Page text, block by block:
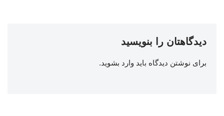
دیدگاهتان را بنویسید
برای نوشتن دیدگاه باید وارد بشوید.